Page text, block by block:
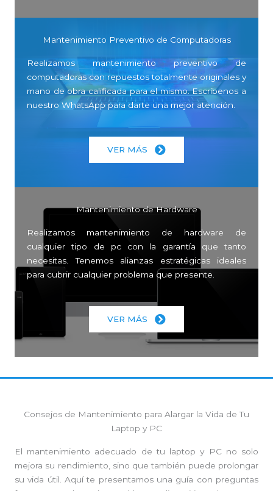
Mantenimiento Preventivo de Computadoras
Realizamos mantenimiento preventivo de
computadoras con repuestos totalmente originales y
mano de obra calificada para el mismo. Escríbenos a
nuestro WhatsApp para darte una mejor atención.
VER MÁS
Mantenimiento de Hardware
Realizamos mantenimiento de hardware de
cualquier tipo de pc con la garantía que tanto
necesitas. Tenemos alianzas estratégicas ideales
para cubrir cualquier problema que presente.
VER MÁS
Consejos de Mantenimiento para Alargar la Vida de Tu
Laptop y PC
El mantenimiento adecuado de tu laptop y PC no solo
mejora su rendimiento, sino que también puede prolongar
su vida útil. Aquí te presentamos una guía con preguntas